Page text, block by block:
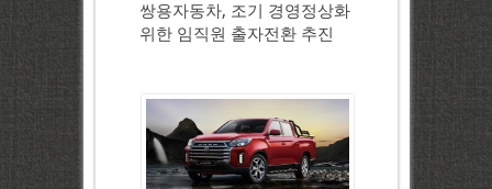
쌍용자동차, 조기 경영정상화
위한 임직원 출자전환 추진